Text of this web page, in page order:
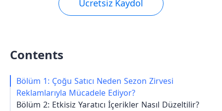
Ücretsiz Kaydol
Contents
Bölüm 1: Çoğu Satıcı Neden Sezon Zirvesi
Reklamlarıyla Mücadele Ediyor?
Bölüm 2: Etkisiz Yaratıcı İçerikler Nasıl Düzeltilir?